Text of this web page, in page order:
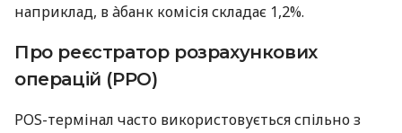
наприклад, в àбанк комісія складає 1,2%.
Про реєстратор розрахункових
операцій (РРО)
POS-термінал часто використовується спільно з